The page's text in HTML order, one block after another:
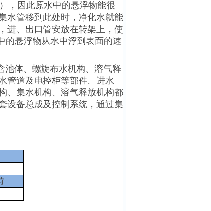
，因此原水中的悬浮物能很
水管移到此处时，净化水就能
进、出口管安放在转架上，使
的悬浮物从水中浮到表面的速
池体、螺旋布水机构、溶气释
管道及电控柜等部件。进水
、集水机构、溶气释放机构都
设备总成及控制系统，通过集